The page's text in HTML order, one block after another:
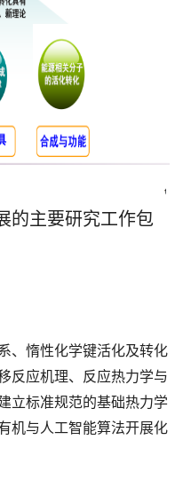
的主要研究工作包
、惰性化学键活化及转化
反应机理、反应热力学与
立标准规范的基础热力学
机与人工智能算法开展化